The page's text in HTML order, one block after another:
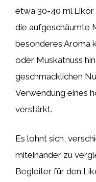
etwa 30-40 ml Likör
die aufgeschäumte
besonderes Aroma
oder Muskatnuss
geschmacklichen
Verwendung eines
verstärkt.
Es lohnt sich,
miteinander zu
Begleiter für den